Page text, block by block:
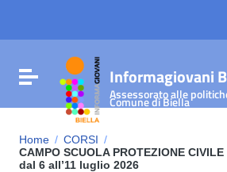
Attiva / disattiva la navigazione
Informagiovani
Assessorato alle
Comune di Biella
Home / CORSI /
CAMPO SCUOLA PROTEZIONE
dal 6 all’11 luglio 2026